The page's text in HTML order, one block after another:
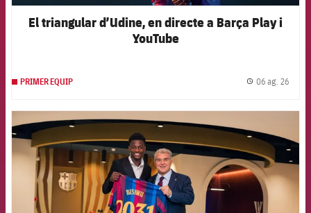
El triangular d’Udine, en directe a Barça Play i
YouTube
PRIMER EQUIP 06 ag. 26